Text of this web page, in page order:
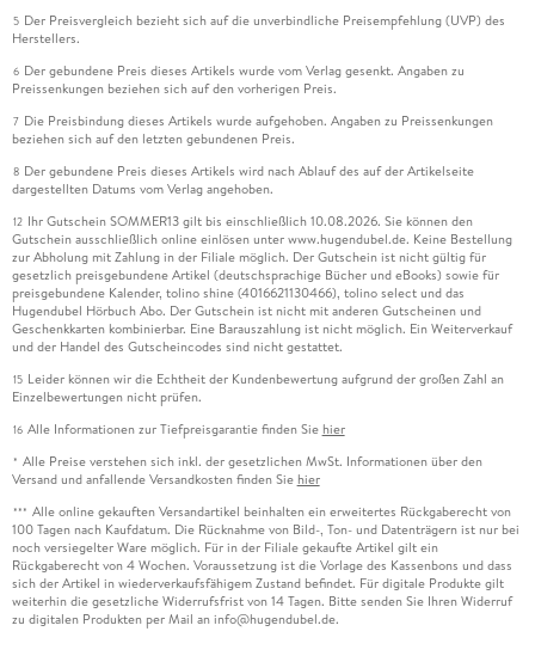
5 Der Preisvergleich bezieht sich auf die unverbindliche Preisempfehlung (UVP) des
Herstellers.
6 Der gebundene Preis dieses Artikels wurde vom Verlag gesenkt. Angaben zu
Preissenkungen beziehen sich auf den vorherigen Preis.
7 Die Preisbindung dieses Artikels wurde aufgehoben. Angaben zu Preissenkungen
beziehen sich auf den letzten gebundenen Preis.
8 Der gebundene Preis dieses Artikels wird nach Ablauf des auf der Artikelseite
dargestellten Datums vom Verlag angehoben.
12 Ihr Gutschein SOMMER13 gilt bis einschließlich 10.08.2026. Sie können den
Gutschein ausschließlich online einlösen unter www.hugendubel.de. Keine Bestellung
zur Abholung mit Zahlung in der Filiale möglich. Der Gutschein ist nicht gültig für
gesetzlich preisgebundene Artikel (deutschsprachige Bücher und eBooks) sowie für
preisgebundene Kalender, tolino shine (4016621130466), tolino select und das
Hugendubel Hörbuch Abo. Der Gutschein ist nicht mit anderen Gutscheinen und
Geschenkkarten kombinierbar. Eine Barauszahlung ist nicht möglich. Ein Weiterverkauf
und der Handel des Gutscheincodes sind nicht gestattet.
15 Leider können wir die Echtheit der Kundenbewertung aufgrund der großen Zahl an
Einzelbewertungen nicht prüfen.
16 Alle Informationen zur Tiefpreisgarantie finden Sie hier
* Alle Preise verstehen sich inkl. der gesetzlichen MwSt. Informationen über den
Versand und anfallende Versandkosten finden Sie hier
*** Alle online gekauften Versandartikel beinhalten ein erweitertes Rückgaberecht von
100 Tagen nach Kaufdatum. Die Rücknahme von Bild-, Ton- und Datenträgern ist nur bei
noch versiegelter Ware möglich. Für in der Filiale gekaufte Artikel gilt ein
Rückgaberecht von 4 Wochen. Voraussetzung ist die Vorlage des Kassenbons und dass
sich der Artikel in wiederverkaufsfähigem Zustand befindet. Für digitale Produkte gilt
weiterhin die gesetzliche Widerrufsfrist von 14 Tagen. Bitte senden Sie Ihren Widerruf
zu digitalen Produkten per Mail an info@hugendubel.de.